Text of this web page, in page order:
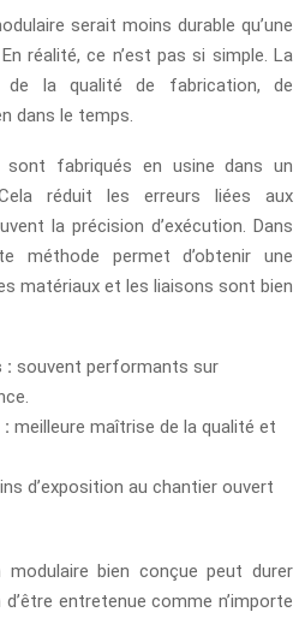
serait moins durable qu’une
réalité, ce n’est pas si simple. La
de la qualité de fabrication, de
dans le temps.
sont fabriqués en usine dans un
réduit les erreurs liées aux
la précision d’exécution. Dans
méthode permet d’obtenir une
matériaux et les liaisons sont bien
: souvent performants sur
meilleure maîtrise de la qualité et
d’exposition au chantier ouvert
modulaire bien conçue peut durer
entretenue comme n’importe